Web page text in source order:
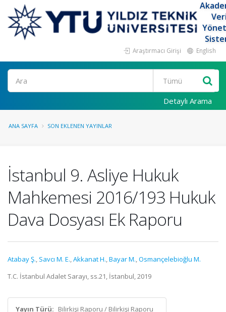
Araştırmacı Girişi English
Ara
Detaylı Arama
ANA SAYFA SON EKLENEN YAYINLAR
İstanbul 9. Asliye Hukuk
Mahkemesi 2016/193 Hukuk
Dava Dosyası Ek Raporu
Atabay Ş., Savcı M. E.,Akkanat H.,Bayar M.,Osmançelebioğlu M.
T.C. İstanbul Adalet Sarayı, ss.21, İstanbul, 2019
Yayın Türü: Bilirkişi Raporu / Bilirkişi Raporu